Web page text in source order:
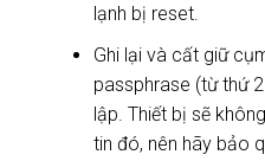
lạnh bị reset.
Ghi lại và cất giữ
passphrase (từ thứ
lập. Thiết bị sẽ
tin đó, nên hãy bảo